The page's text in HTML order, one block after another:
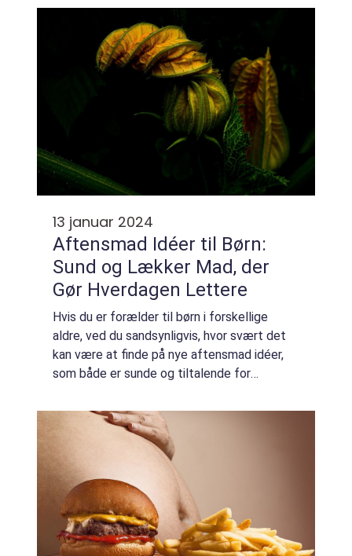
samt vigtige ting, du bør vide o...
13 januar 2024
Aftensmad Idéer til Børn:
Sund og Lækker Mad, der
Gør Hverdagen Lettere
Hvis du er forælder til børn i forskellige
aldre, ved du sandsynligvis, hvor svært det
kan være at finde på nye aftensmad idéer,
som både er sunde og tiltalende for
samtidig med at skulle tilfredsstille bø...